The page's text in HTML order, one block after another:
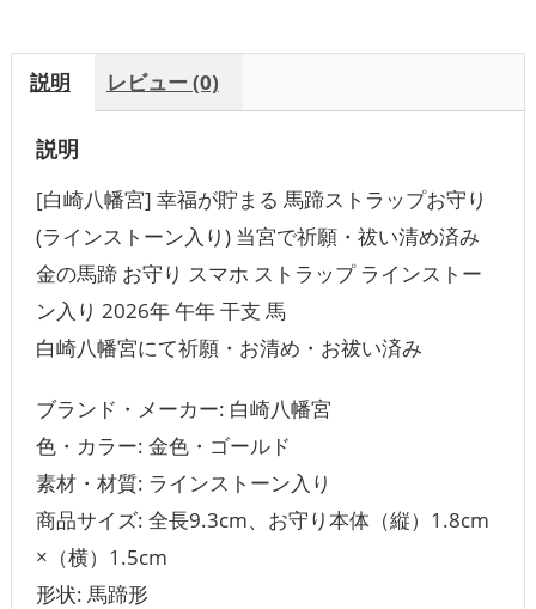
説明 レビュー (0)
説明
[白崎八幡宮] 幸福が貯まる 馬蹄ストラップお守り
(ラインストーン入り) 当宮で祈願・祓い清め済み
金の馬蹄 お守り スマホ ストラップ ラインストー
ン入り 2026年 午年 干支 馬
白崎八幡宮にて祈願・お清め・お祓い済み
ブランド・メーカー: 白崎八幡宮
色・カラー: 金色・ゴールド
素材・材質: ラインストーン入り
商品サイズ: 全長9.3cm、お守り本体（縦）1.8cm
×（横）1.5cm
形状: 馬蹄形